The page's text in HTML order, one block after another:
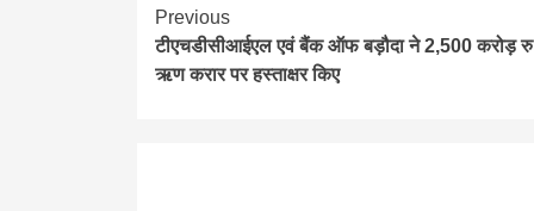
Continue
Reading
Previous
टीएचडीसीआईएल एवं बैंक ऑफ बड़ौदा ने 2,500 करोड़
ऋण करार पर हस्ताक्षर किए